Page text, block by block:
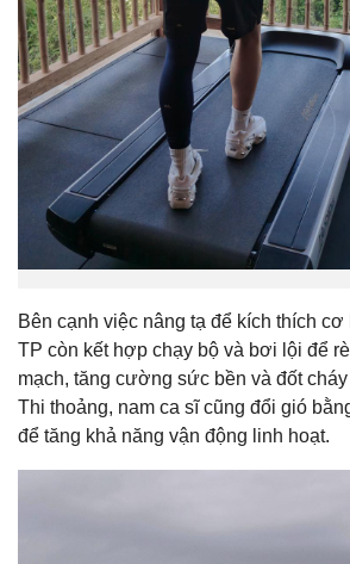
Bên cạnh việc nâng tạ để kích thích
TP còn kết hợp chạy bộ và bơi lội để
mạch, tăng cường sức bền và đốt
Thi thoảng, nam ca sĩ cũng đổi gió
để tăng khả năng vận động linh hoạt.